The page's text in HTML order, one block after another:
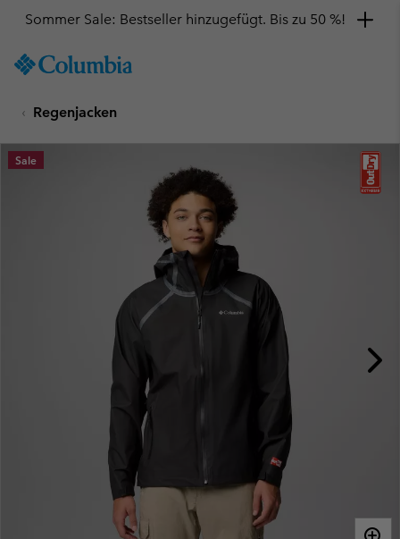
TO
SKIP
MAIN
NAV
Sommer Sale: Bestseller hinzugefügt. Bis zu 50 %!
Regenjacken
Sale